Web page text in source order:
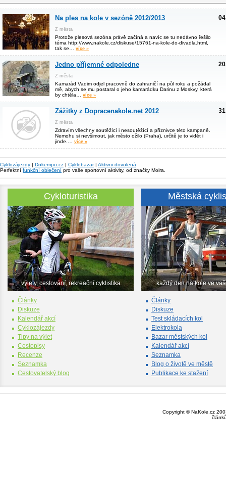
Na ples na kole v sezóně 2012/2013
Z města
Protože plesová sezóna právě začíná a navíc se tu nedávno řešilo
téma http://www.nakole.cz/diskuse/15761-na-kole-do-divadla.html,
tak se… více »
Jedno příjemné odpoledne
Z města
Kamarád Vadim odjel pracovně do zahraničí na půl roku a požádal
mě, abych se mu postaral o jeho kamarádku Darinu z Moskvy, která
by chtěla… více »
Zážitky z Dopracenakole.net 2012
Z města
Zdravím všechny soutěžící i nesoutěžící a příznivce této kampaně.
Nemohu si nevšimout, jak město ožilo (Praha), určitě je to vidět i
jinde.… více »
Cyklozájezdy | Dokempu.cz | Cyklobazar| Aktivni dovolená
Perfektní funkční oblečení pro vaše sportovní aktivity, od značky Moira.
Cykloturistika
výlety, cestování, rekreační cyklistika
Články
Diskuze
Kalendář akcí
Cyklozájezdy
Tipy na výlet
Cestopisy
Recenze
Seznamka
Cestovatelský blog
Městská
každý den na kole ve
Články
Diskuze
Test skládacích kol
Elektrokola
Bazar městských kol
Kalendář akcí
Seznamka
Blog o životě ve městě
Publikace ke stažení
Copyright © NaKole.cz